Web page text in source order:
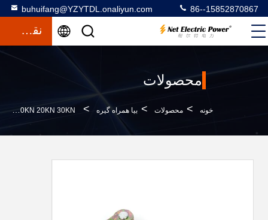
buhuifang@YZYTDL.onaliyun.com 86--15852870867
نقل قول
محصولات
خونه > محصولات > بیا همراه گیره > 10KN 20KN 30KN کار سنگین به همراه Winch برای سیم زمین